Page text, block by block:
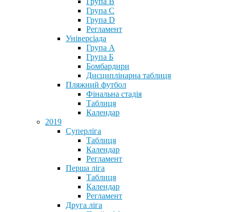
Група С
Група D
Регламент
Універсіада
Група А
Група Б
Бомбардири
Дисциплінарна таблиця
Пляжний футбол
Фінальна стадія
Таблиця
Календар
2019
Суперліга
Таблиця
Календар
Регламент
Перша ліга
Таблиця
Календар
Регламент
Друга ліга